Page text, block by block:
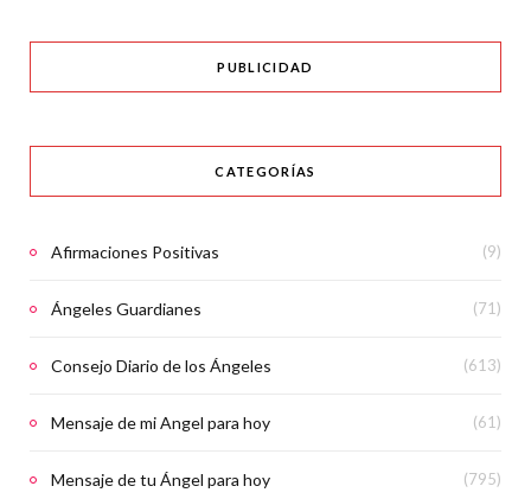
PUBLICIDAD
CATEGORÍAS
Afirmaciones Positivas (9)
Ángeles Guardianes (71)
Consejo Diario de los Ángeles (613)
Mensaje de mi Angel para hoy (61)
Mensaje de tu Ángel para hoy (795)